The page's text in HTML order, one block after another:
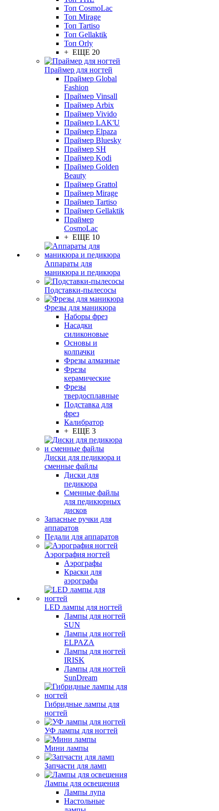
Топ CosmoLac
Топ Mirage
Топ Tartiso
Топ Gellaktik
Топ Orly
+ ЕЩЕ 20
Праймер для ногтей
Праймер Global
Fashion
Праймер Vinsall
Праймер Arbix
Праймер Vivido
Праймер LAK'U
Праймер Elpaza
Праймер Bluesky
Праймер SH
Праймер Kodi
Праймер Golden
Beauty
Праймер Grattol
Праймер Mirage
Праймер Tartiso
Праймер Gellaktik
Праймер
CosmoLac
+ ЕЩЕ 10
Аппараты для
маникюра и педикюра
Подставки-пылесосы
Фрезы для маникюра
Наборы фрез
Насадки
силиконовые
Основы и
колпачки
Фрезы алмазные
Фрезы
керамические
Фрезы
твердосплавные
Подставка для
фрез
Калибратор
+ ЕЩЕ 3
Диски для педикюра и
сменные файлы
Диски для
педикюра
Сменные файлы
для педикюрных
дисков
Запасные ручки для
аппаратов
Педали для аппаратов
Аэрография ногтей
Аэрографы
Краски для
аэрографа
LED лампы для ногтей
Лампы для ногтей
SUN
Лампы для ногтей
ELPAZA
Лампы для ногтей
IRISK
Лампы для ногтей
SunDream
Гибридные лампы для
ногтей
УФ лампы для ногтей
Мини лампы
Запчасти для ламп
Лампы для освещения
Лампы лупа
Настольные